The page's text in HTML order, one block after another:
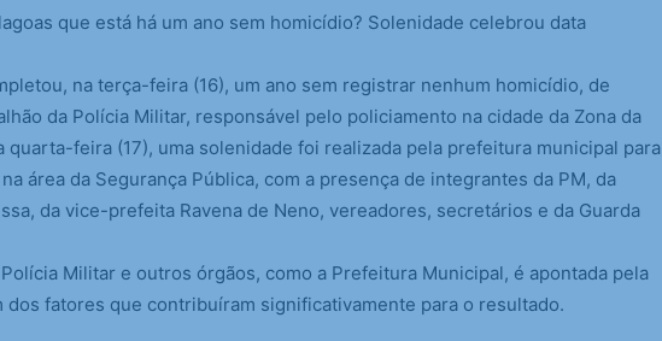
que está há um ano sem homicídio? Solenidade celebrou data
na terça-feira (16), um ano sem registrar nenhum homicídio, de
da Polícia Militar, responsável pelo policiamento na cidade da Zona da
quarta-feira (17), uma solenidade foi realizada pela prefeitura municipal para
área da Segurança Pública, com a presença de integrantes da PM, da
da vice-prefeita Ravena de Neno, vereadores, secretários e da Guarda
Militar e outros órgãos, como a Prefeitura Municipal, é apontada pela
dos fatores que contribuíram significativamente para o resultado.